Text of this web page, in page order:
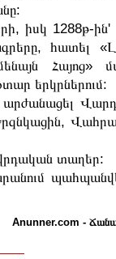
իսկ 1288թ-ին'
հատել
Հայոց»
երկրներում:
տաղեր:
Anunner.com -